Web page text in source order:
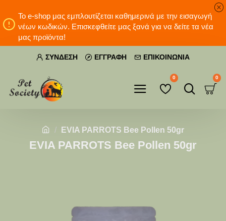
Το e-shop μας εμπλουτίζεται καθημερινά με την εισαγωγή
νέων κωδικών. Επισκεφθείτε μας ξανά για να δείτε τα νέα
μας προϊόντα!
ΣΎΝΔΕΣΗ ΕΓΓΡΑΦΉ ΕΠΙΚΟΙΝΩΝΊΑ
0 0
EVIA PARROTS Bee Pollen 50gr
EVIA PARROTS Bee Pollen 50gr